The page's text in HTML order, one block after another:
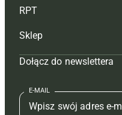
Reklama
Tagi
Mapa serwisu
Kontakt
Regulamin
Hoduj z głową bydło
Hoduj z głową świnie
Prenumerata
Redakcja
Kontakt
RPT
Redakcja
Prenumerata
Reklama
Kontakt
Sklep
Czasopisma i prenumerata
Książki
Regulamin
Dołącz do newslettera
E-MAIL